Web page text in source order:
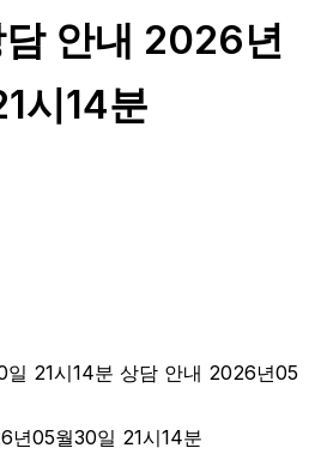
안내 2026년
시14분
21시14분 상담 안내 2026년05
년05월30일 21시14분